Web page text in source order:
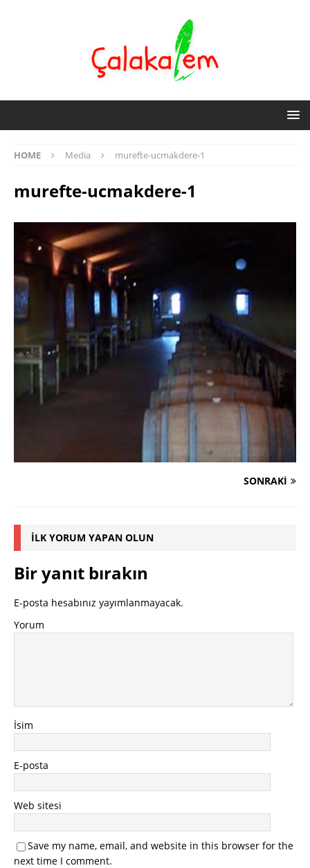
HOME Media murefte-ucmakdere-1
murefte-ucmakdere-1
SONRAKI
İLK YORUM YAPAN OLUN
Bir yanıt bırakın
E-posta hesabınız yayımlanmayacak.
Yorum
İsim
E-posta
Web sitesi
Save my name, email, and website in this browser for the
next time I comment.